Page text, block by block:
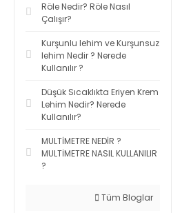
Röle Nedir? Röle Nasıl
Çalışır?
Kurşunlu lehim ve Kurşunsuz
lehim Nedir ? Nerede
Kullanılır ?
Düşük Sıcaklıkta Eriyen Krem
Lehim Nedir? Nerede
Kullanılır?
MULTİMETRE NEDİR ?
MULTİMETRE NASIL KULLANILIR
?
Tüm Bloglar